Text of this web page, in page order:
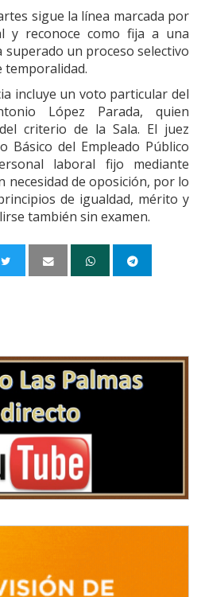
sigue la línea marcada por
y reconoce como fija a una
un proceso selectivo
temporalidad.
incluye un voto particular del
López Parada, quien
criterio de la Sala. El juez
Básico del Empleado Público
laboral fijo mediante
necesidad de oposición, por lo
de igualdad, mérito y
también sin examen.